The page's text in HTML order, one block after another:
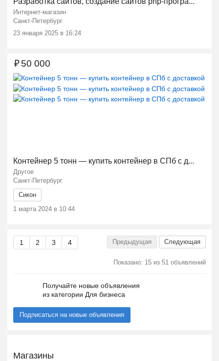
Интернет-магазин
Санкт-Петербург
23 января 2025 в 16:24
Контейнер 5 тонн — купить контейнер в СПб с д...
Другое
Санкт-Петербург
Сикон
1 марта 2024 в 10:44
₽50 000
1 2 3 4 Предыдущая Следующая
Показано: 15 из 51 объявлений
Получайте новые объявления
из категории Для бизнеса
Подписаться на новые объявления
Магазины